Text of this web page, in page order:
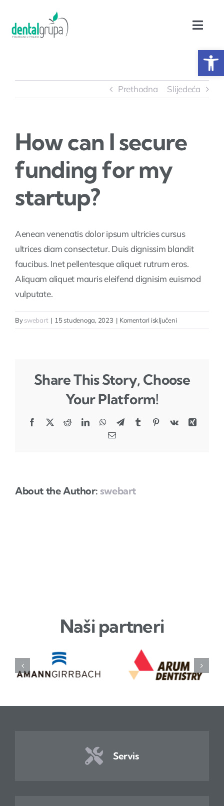
content
Servis
O nama
Kontakt
Prethodna Slijedeća
How can I secure
funding for my
startup?
Aenean venenatis dolor ipsum ultricies cursus
ultrices diam consectetur. Duis dignissim blandit
faucibus. Inet pellentesque aliquet rutrum eros.
Aliquam aliquet mauris eleifend dignisim euismod
vulputate.
Byswebart | 15 studenoga, 2023 | Komentari isključeniza
How
funding
Share This Story, Choose
Your Platform!
Facebook
X RedditLinkedInWhatsApp
TelegramTumblrPinterestVk
Xing
Email:
About the Author: swebart
Naši partneri
Servis